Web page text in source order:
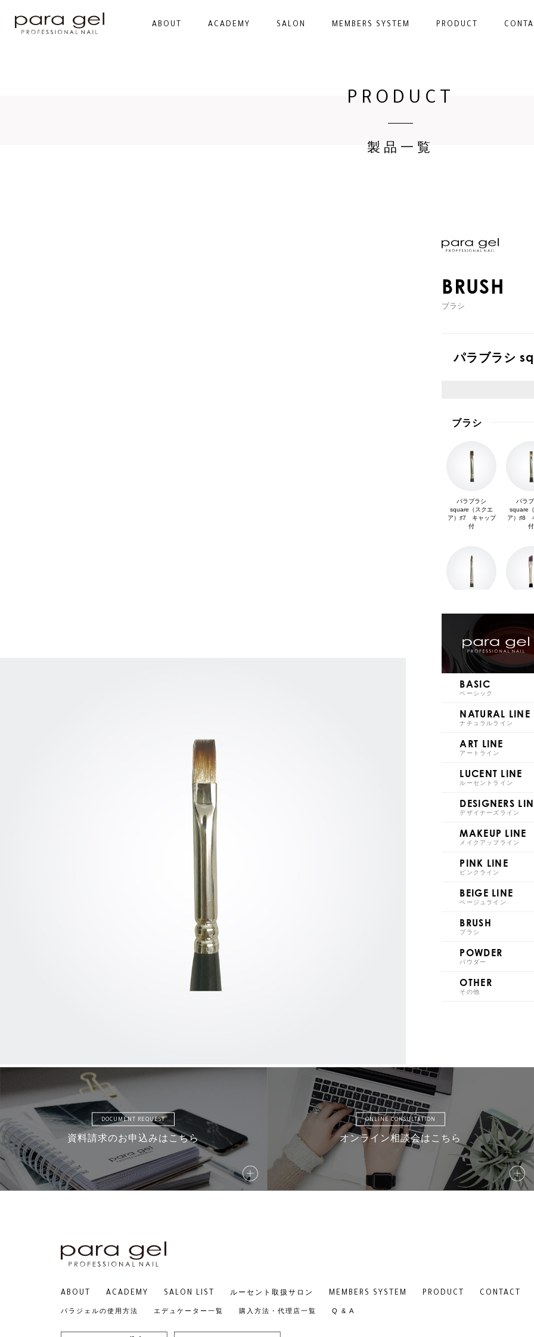
ABOUT ACADEMY SALON MEMBERS SYSTEM PRODUCT
PRODUCT
製品一覧
BRUSH
ブラシ
パラブラシ
ブラシ
パラブラシ
square（スクエ
ア）♯7 キャップ
付
パラ
square
ア）♯8
付
oval（ミニオーバ
french
付
パラブラシArt＜
Long＞
パラブ
本セ
パラブラシ
square #beige
BASIC
ベーシック
NATURAL LINE
ナチュラルライン
ART LINE
アートライン
LUCENT LINE
ルーセントライン
DESIGNERS
デザイナーズライン
MAKEUP LINE
メイクアップライン
PINK LINE
ピンクライン
BEIGE LINE
ベージュライン
BRUSH
ブラシ
POWDER
パウダー
OTHER
その他
DOCUMENT REQUEST
資料請求のお申込みはこちら
ONLINE CONSULTATION
オンライン相談会はこちら
ABOUT ACADEMY SALON LIST ルーセント取扱サロン MEMBERS SYSTEM PRODUCT CONTACT
パラジェルの使用方法 エデュケーター一覧 購入方法・代理店一覧 Q & A